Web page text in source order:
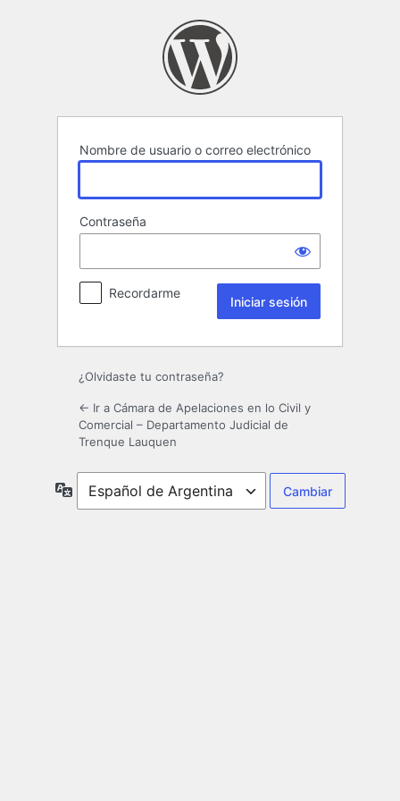
Nombre de usuario o correo electrónico
Contraseña
Recordarme
¿Olvidaste tu contraseña?
← Ir a Cámara de Apelaciones en lo Civil y
Comercial – Departamento Judicial de
Trenque Lauquen
Idioma